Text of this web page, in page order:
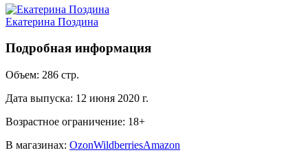
Екатерина Поздина
Подробная информация
Объем: 286 стр.
Дата выпуска: 12 июня 2020 г.
Возрастное ограничение: 18+
В магазинах: OzonWildberriesAmazon